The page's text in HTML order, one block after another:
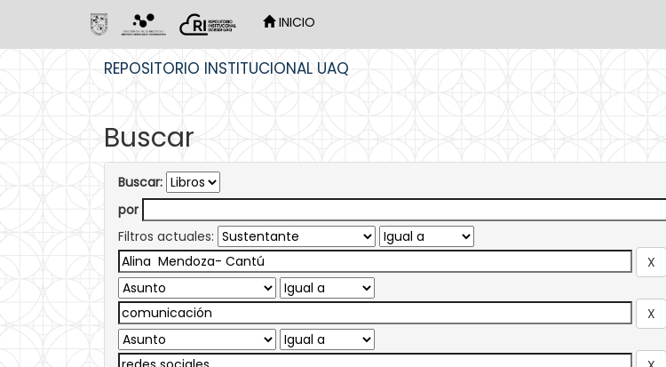
INICIO
REPOSITORIO INSTITUCIONAL UAQ
Buscar
Buscar:
por
Filtros actuales: